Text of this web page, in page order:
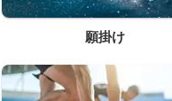
願掛け